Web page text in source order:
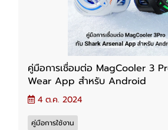
คู่มือการเชื่อมต่อ MagCooler 3
Wear App สำหรับ Android
4 ต.ค. 2024
คู่มือการใช้งาน